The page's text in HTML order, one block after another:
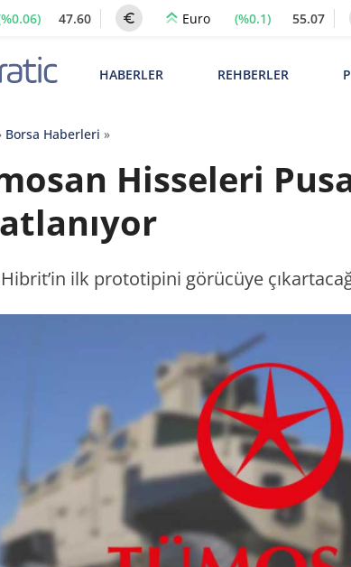
47.60 Euro (%0.1) 55.07
HABERLER REHBERLER
Borsa Haberleri »
Hisseleri
ilk prototipini görücüye